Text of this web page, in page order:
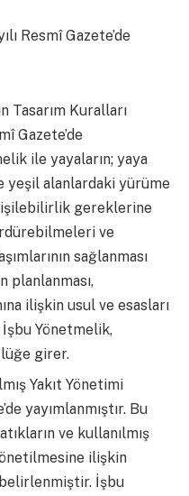
Resmî Gazete’de
Tasarım Kuralları
Gazete’de
ile yayaların; yaya
yeşil alanlardaki yürüme
gereklerine
ve
sağlanması
planlanması,
ilişkin usul ve esasları
İşbu Yönetmelik,
girer.
Yakıt Yönetimi
yayımlanmıştır. Bu
ve kullanılmış
ilişkin
İşbu